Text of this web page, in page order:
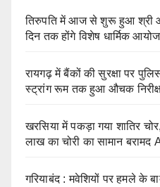
तिरुपति में आज से शुरू हुआ श्री
दिन तक होंगे विशेष धार्मिक
रायगढ़ में बैंकों की सुरक्षा पर
स्ट्रांग रूम तक हुआ औचक
खरसिया में पकड़ा गया शातिर
लाख का चोरी का सामान बरामद
गरियाबंद : मवेशियों पर हमले के